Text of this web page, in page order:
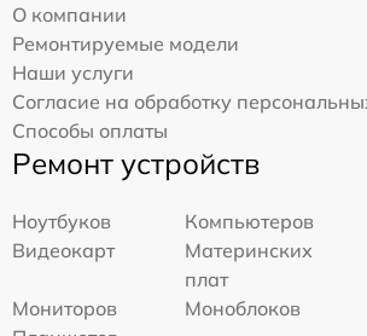
О компании
Ремонтируемые модели
Наши услуги
Согласие на обработку
Способы оплаты
Ремонт устройств
Ноутбуков
Компьютеров
Видеокарт
Материнских
плат
Мониторов
Моноблоков